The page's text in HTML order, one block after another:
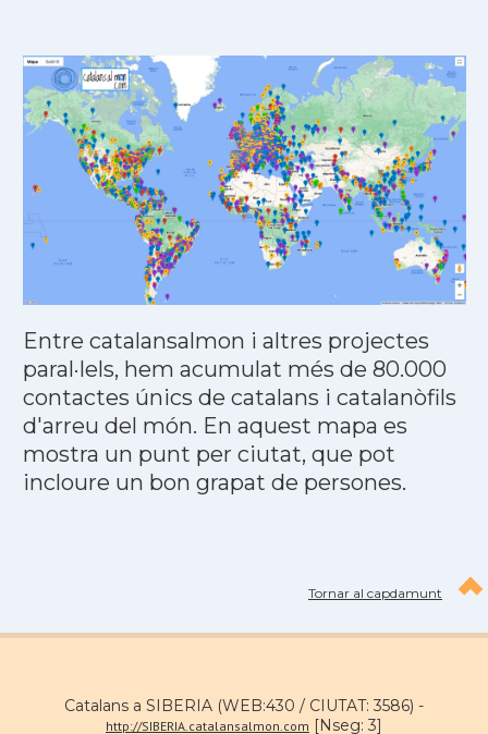
Entre catalansalmon i altres projectes
paral·lels, hem acumulat més de 80.000
contactes únics de catalans i catalanòfils
d'arreu del món. En aquest mapa es
mostra un punt per ciutat, que pot
incloure un bon grapat de persones.
Tornar al capdamunt
Catalans a SIBERIA (WEB:430 / CIUTAT: 3586) -
http://SIBERIA.catalansalmon.com [Nseg: 3]